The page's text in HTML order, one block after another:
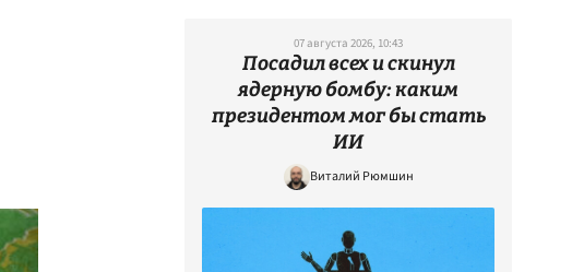
07 августа 2026, 10:43
Посадил всех и скинул
ядерную бомбу: каким
президентом мог бы стать
ИИ
Виталий Рюмшин